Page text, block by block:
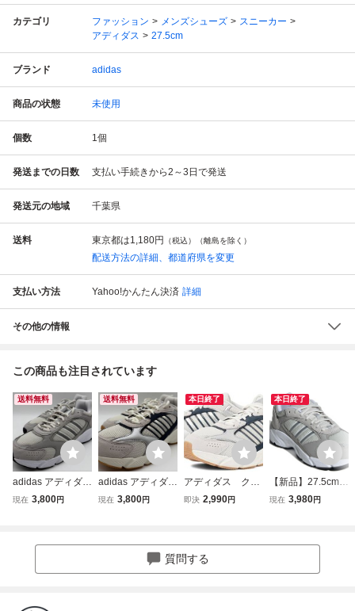
カテゴリ ファッション メンズシューズ
スニーカー
アディダス
27.5cm
ブランド adidas
商品の状態 未使用
個数 1個
発送までの日数 支払い手続きから2～3日で発送
発送元の地域 千葉県
送料 東京都は1,180円 （税込）（離島を除く）
配送方法の詳細、都道府県を変更
支払い方法 Yahoo!かんたん決済 詳細
その他の情報
この商品も注目されています
送料無料
adidas アディダス
W CRAZYCHAOS
現在 3,800円
送料無料
adidas アディダス
CRAZYCHAOS 2
現在 3,800円
本日終了
アディダス クレ
イジーカオス 200
即決 2,990円
本日終了
【新品】27.5cm
アディダス クレイ
現在 3,980円
質問する